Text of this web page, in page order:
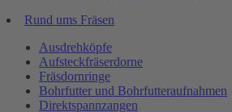
Rund ums Fräsen
Ausdrehköpfe
Aufsteckfräserdorne
Fräsdornringe
Bohrfutter und Bohrfutteraufnahmen
Direktspannzangen